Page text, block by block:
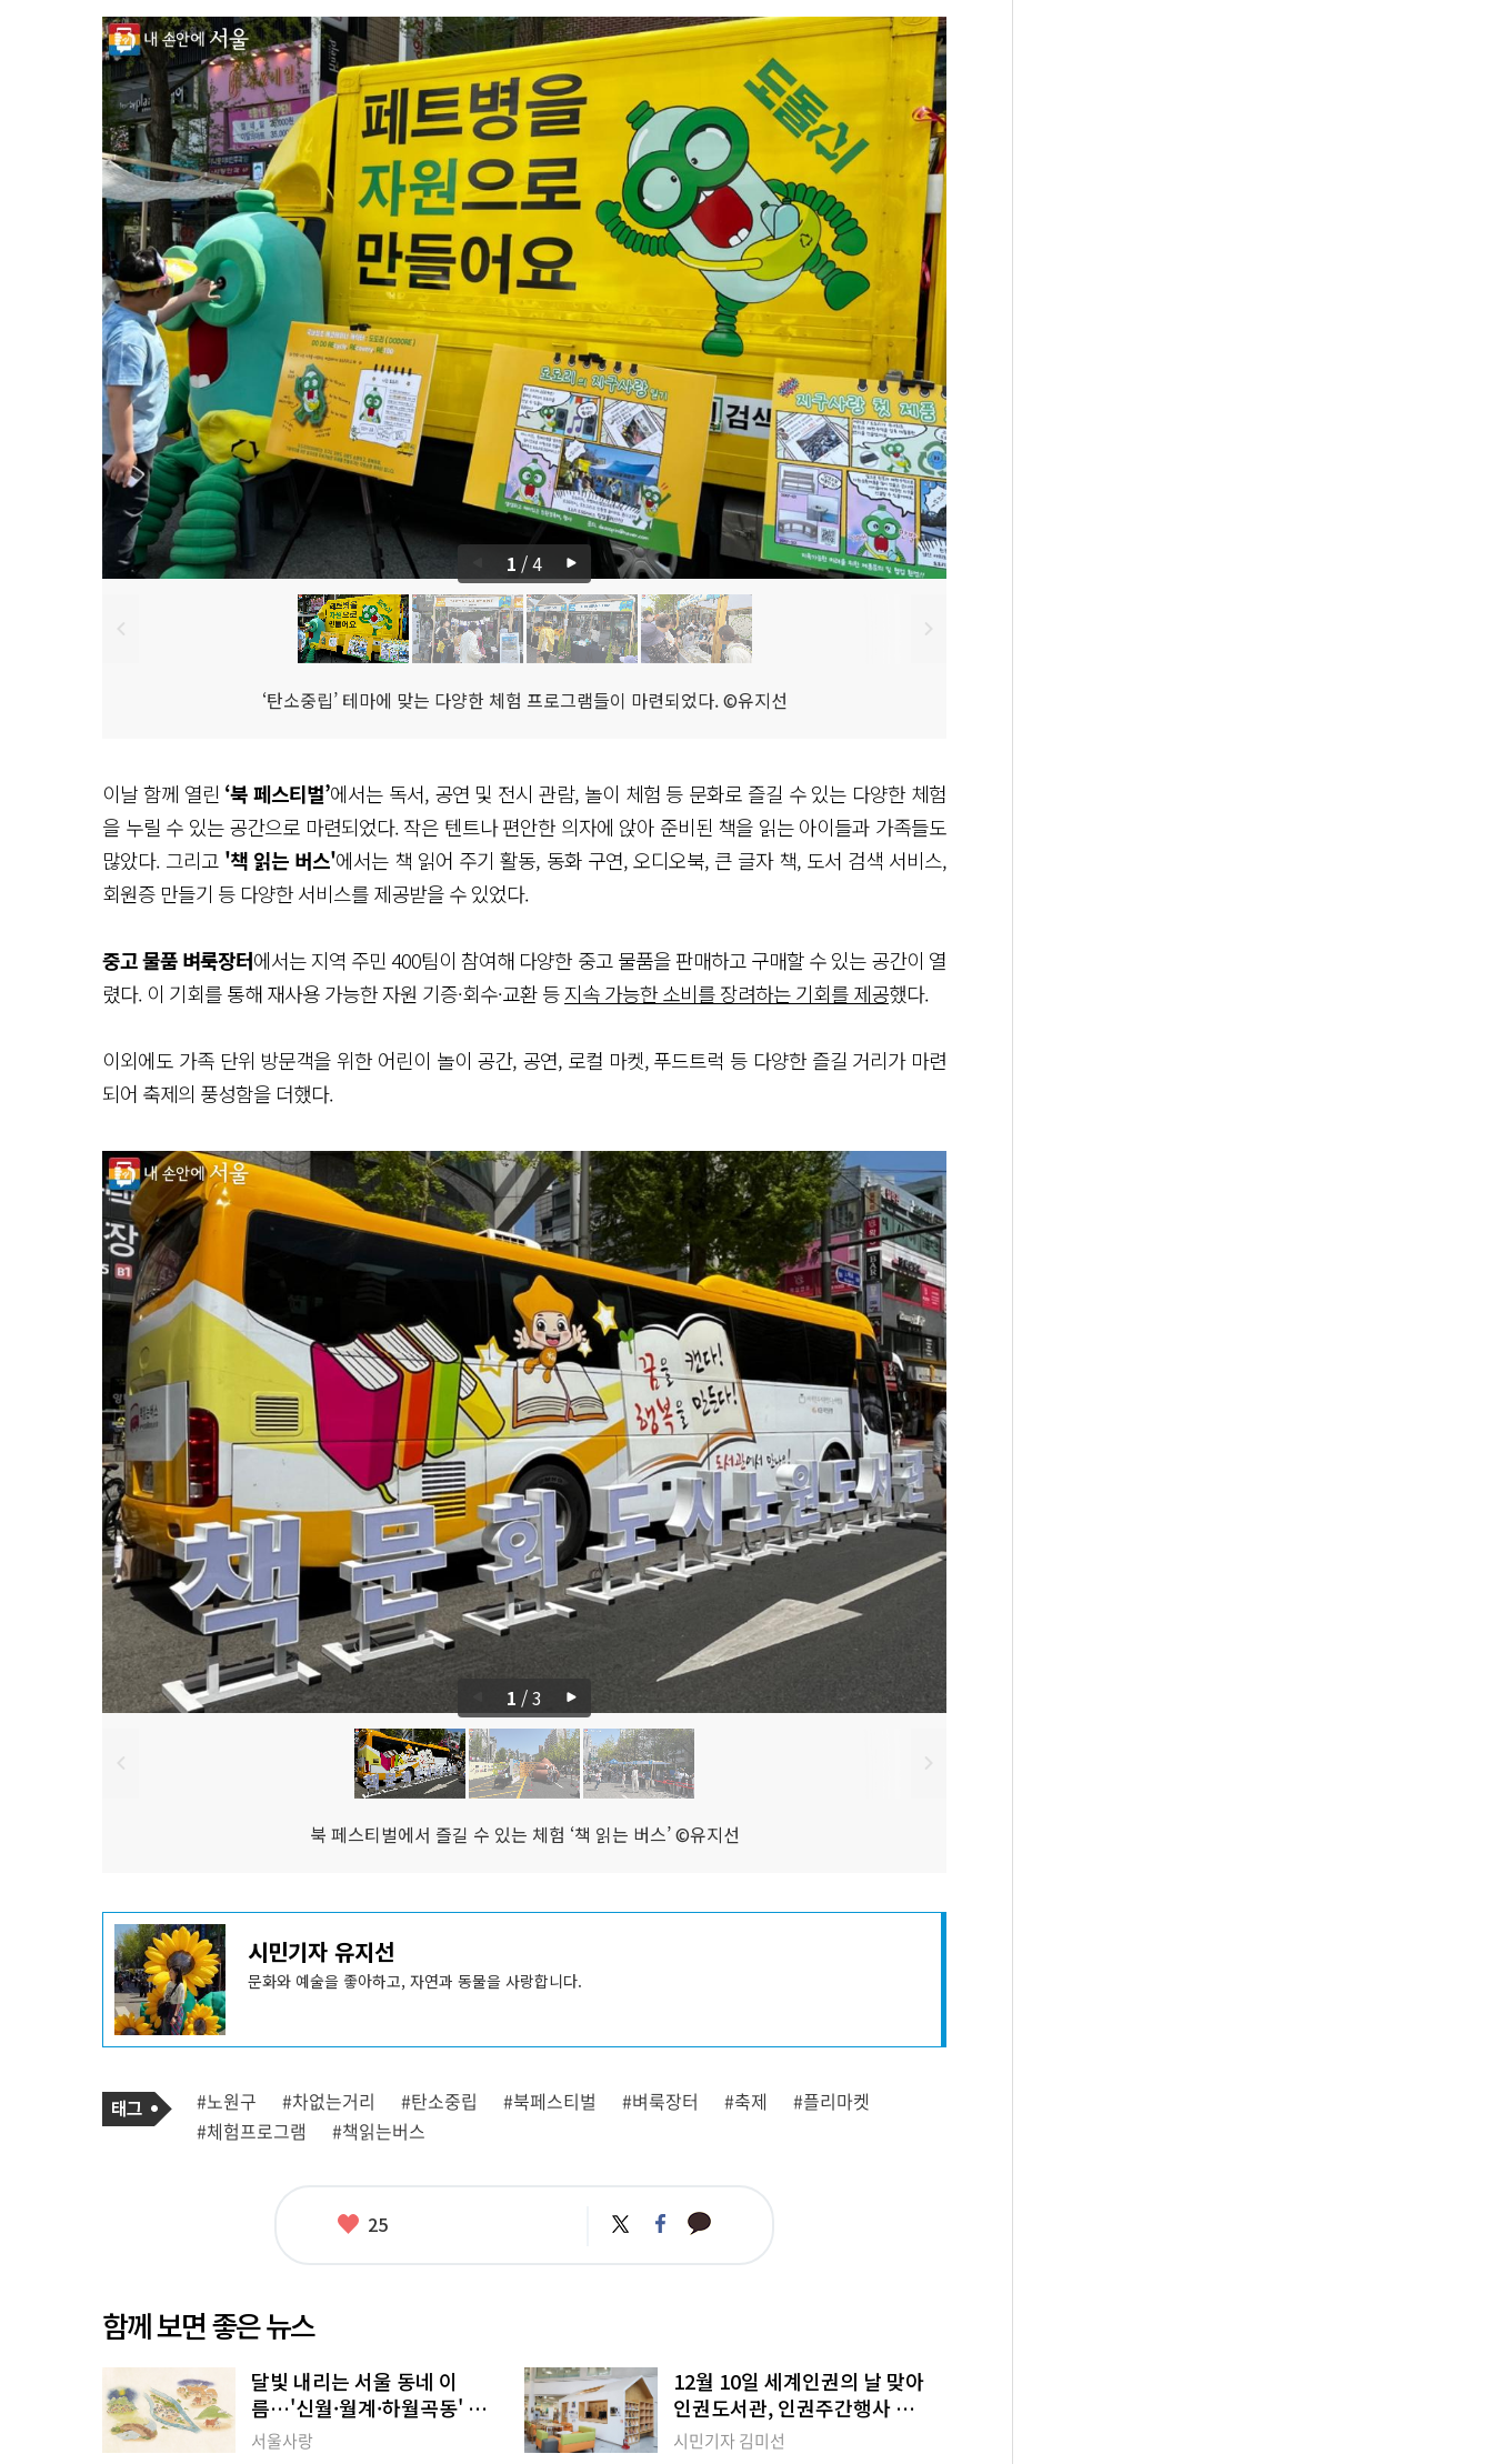
‘탄소중립’ 테마에 맞는 다양한 체험 프로그램들이 마련되었다. ©유지선
1 /4
이날 함께 열린 ‘북 페스티벌’에서는 독서, 공연 및 전시 관람, 놀이 체험 등 문화로 즐길 수 있는 다양한 체험
을 누릴 수 있는 공간으로 마련되었다. 작은 텐트나 편안한 의자에 앉아 준비된 책을 읽는 아이들과 가족들도
많았다. 그리고 '책 읽는 버스'에서는 책 읽어 주기 활동, 동화 구연, 오디오북, 큰 글자 책, 도서 검색 서비스,
회원증 만들기 등 다양한 서비스를 제공받을 수 있었다.
중고 물품 벼룩장터에서는 지역 주민 400팀이 참여해 다양한 중고 물품을 판매하고 구매할 수 있는 공간이 열
렸다. 이 기회를 통해 재사용 가능한 자원 기증·회수·교환 등지속 가능한 소비를 장려하는 기회를 제공했다.
이외에도 가족 단위 방문객을 위한 어린이 놀이 공간, 공연, 로컬 마켓, 푸드트럭 등 다양한 즐길 거리가 마련
되어 축제의 풍성함을 더했다.
북 페스티벌에서 즐길 수 있는 체험 ‘책 읽는 버스’ ©유지선
1 /3
기
사
작
성
자
프
로
필
시민기자 유지선
문화와 예술을 좋아하고, 자연과 동물을 사랑합니다.
사
관
련
태
그
#노원구 #차없는거리 #탄소중립 #북페스티벌 #벼룩장터 #축제
#플리마켓
#체험프로그램
#책읽는버스
좋
25 트
위
페
이
카
카
함께 보면 좋은 뉴스
달빛 내리는 서울 동네 이
름…'신월·월계·하월곡동' 이
야기
서울사랑
12월 10일 세계인권의 날 맞아
인권도서관, 인권주간행사 가
봐요~
시민기자 김미선